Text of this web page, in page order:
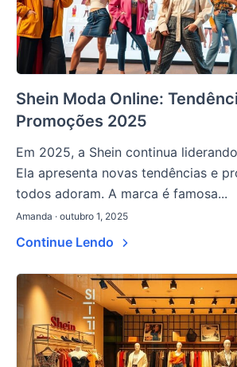
Shein Moda Online:
Promoções 2025
Em 2025, a Shein continua
Ela apresenta novas tendências e
todos adoram. A marca é famosa...
Amanda · outubro 1, 2025
Continue Lendo